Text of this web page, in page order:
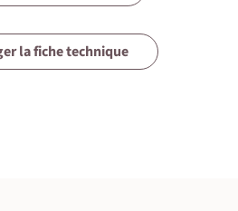
la fiche technique